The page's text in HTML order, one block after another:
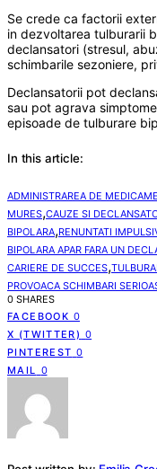
Se crede ca factorii
in dezvoltarea tulburarii
declansatori (stresul,
schimbarile sezoniere,
Declansatorii pot
sau pot agrava
episoade de tulburare
In this article:
ADMINISTRAREA DE
MURES,CAUZE SI
BIPOLARA,RENUNTATI
BIPOLARA APAR FARA UN
CARIERE DE SUCCES,
PROVOACA SCHIMBARI
0 SHARES
FACEBOOK 0
X (TWITTER) 0
PINTEREST 0
MAIL
0